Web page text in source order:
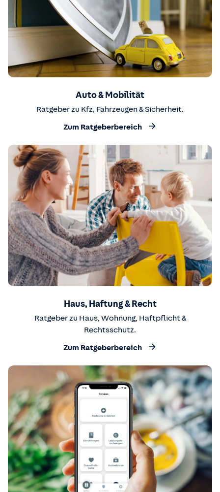
Auto & Mobilität
Ratgeber zu Kfz, Fahrzeugen & Sicherheit.
Zum Ratgeberbereich
Haus, Haftung & Recht
Ratgeber zu Haus, Wohnung, Haftpflicht &
Rechtsschutz.
Zum Ratgeberbereich